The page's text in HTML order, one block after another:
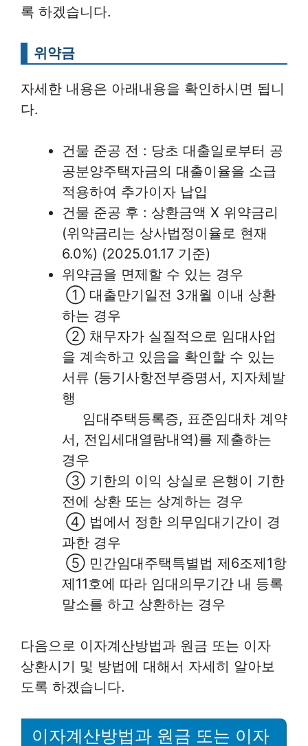
록 하겠습니다.
위약금
자세한 내용은 아래내용을 확인하시면 됩니
다.
건물 준공 전 : 당초 대출일로부터 공
공분양주택자금의 대출이율을 소급
적용하여 추가이자 납입
건물 준공 후 : 상환금액 X 위약금리
(위약금리는 상사법정이율로 현재
6.0%) (2025.01.17 기준)
위약금을 면제할 수 있는 경우
① 대출만기일전 3개월 이내 상환
하는 경우
② 채무자가 실질적으로 임대사업
을 계속하고 있음을 확인할 수 있는
서류 (등기사항전부증명서, 지자체발
행
임대주택등록증, 표준임대차 계약
서, 전입세대열람내역)를 제출하는
경우
③ 기한의 이익 상실로 은행이 기한
전에 상환 또는 상계하는 경우
④ 법에서 정한 의무임대기간이 경
과한 경우
⑤ 민간임대주택특별법 제6조제1항
제11호에 따라 임대의무기간 내 등록
말소를 하고 상환하는 경우
다음으로 이자계산방법과 원금 또는 이자
상환시기 및 방법에 대해서 자세히 알아보
도록 하겠습니다.
이자계산방법과 원금 또는 이자